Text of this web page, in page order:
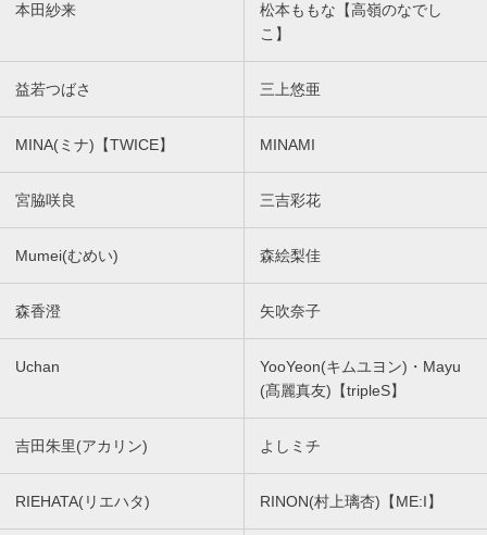
本田紗来
松本ももな【高嶺のなでし
こ】
益若つばさ 三上悠亜
MINA(ミナ)【TWICE】 MINAMI
宮脇咲良 三吉彩花
Mumei(むめい) 森絵梨佳
森香澄 矢吹奈子
Uchan
YooYeon(キムユヨン)・Mayu
(髙麗真友)【tripleS】
吉田朱里(アカリン) よしミチ
RIEHATA(リエハタ) RINON(村上璃杏)【ME:I】